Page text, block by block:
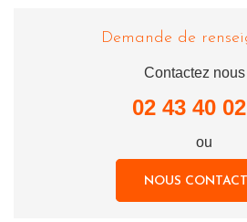
Demande de
Contactez nous
02 43 40
ou
NOUS